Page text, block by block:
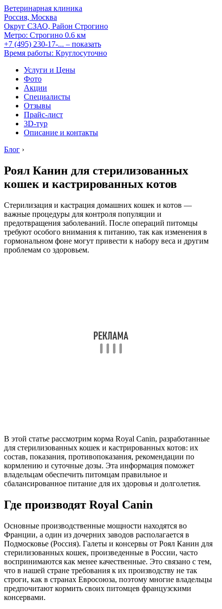
Ветеринарная клиника
Россия, Москва
Округ СЗАО, Район Строгино
Метро: Строгино 0.6 км
+7 (495) 230-17-... – показать
Время работы: Круглосуточно
Услуги и Цены
Фото
Акции
Специалисты
Отзывы
Прайс-лист
3D-тур
Описание и контакты
Блог ›
Роял Канин для стерилизованных
кошек и кастрированных котов
Стерилизация и кастрация домашних кошек и котов —
важные процедуры для контроля популяции и
предотвращения заболеваний. После операций питомцы
требуют особого внимания к питанию, так как изменения в
гормональном фоне могут привести к набору веса и другим
проблемам со здоровьем.
В этой статье рассмотрим корма Royal Canin, разработанные
для стерилизованных кошек и кастрированных котов: их
состав, показания, противопоказания, рекомендации по
кормлению и суточные дозы. Эта информация поможет
владельцам обеспечить питомцам правильное и
сбалансированное питание для их здоровья и долголетия.
Где производят Royal Canin
Основные производственные мощности находятся во
Франции, а один из дочерних заводов располагается в
Подмосковье (Россия). Галеты и консервы от Роял Канин для
стерилизованных кошек, произведенные в России, часто
воспринимаются как менее качественные. Это связано с тем,
что в нашей стране требования к их производству не так
строги, как в странах Евросоюза, поэтому многие владельцы
предпочитают кормить своих питомцев французскими
консервами.